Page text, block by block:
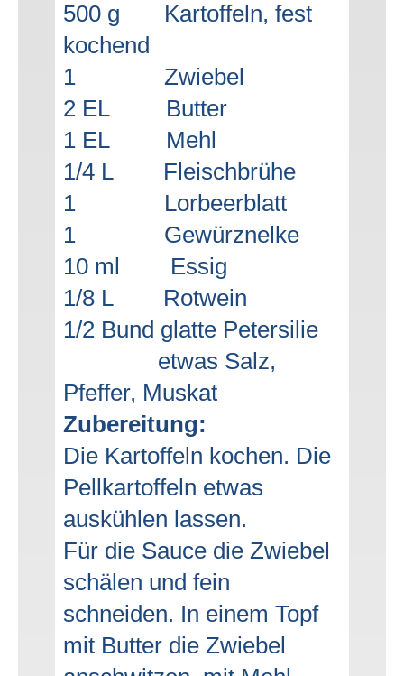
500 g Kartoffeln, fest
kochend
1 Zwiebel
2 EL Butter
1 EL Mehl
1/4 L Fleischbrühe
1 Lorbeerblatt
1 Gewürznelke
10 ml Essig
1/8 L Rotwein
1/2 Bund glatte Petersilie
etwas Salz,
Pfeffer, Muskat
Zubereitung:
Die Kartoffeln kochen. Die
Pellkartoffeln etwas
auskühlen lassen.
Für die Sauce die Zwiebel
schälen und fein
schneiden. In einem Topf
mit Butter die Zwiebel